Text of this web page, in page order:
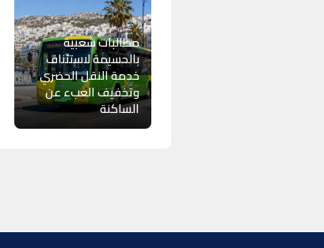
مطالبات شعبية
بالحسيمة لاستئناف
خدمة النقل الحضري
وتخفيف العبء عن
الساكنة